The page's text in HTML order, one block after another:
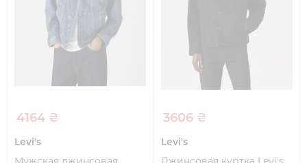
4164 ₴
Levi's
3606 ₴
Levi's